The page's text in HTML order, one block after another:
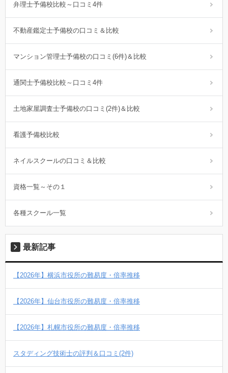
弁理士予備校比較～口コミ4件
不動産鑑定士予備校の口コミ＆比較
マンション管理士予備校の口コミ(6件)＆比較
通関士予備校比較～口コミ4件
土地家屋調査士予備校の口コミ(2件)＆比較
看護予備校比較
ネイルスクールの口コミ＆比較
資格一覧～その１
各種スクール一覧
最新記事
【2026年】横浜市役所の難易度・倍率推移
【2026年】仙台市役所の難易度・倍率推移
【2026年】札幌市役所の難易度・倍率推移
スタディング技術士の評判＆口コミ(2件)